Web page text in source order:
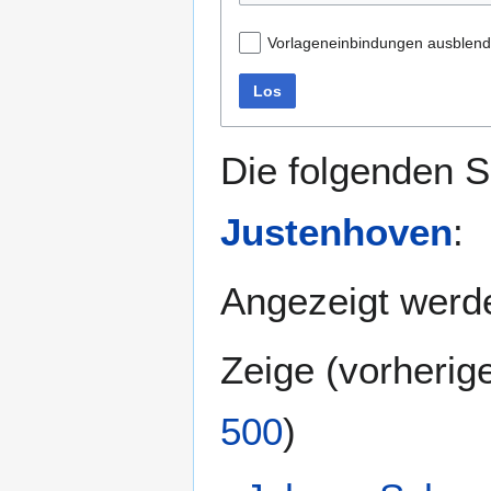
Vorlageneinbindungen
Los
Die folgenden
Justenhoven:
Angezeigt
Zeige (
500)